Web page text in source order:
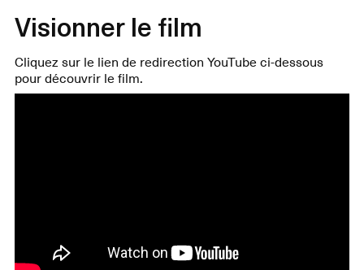
Visionner le film
Cliquez sur le lien de redirection YouTube ci-dessous
pour découvrir le film.